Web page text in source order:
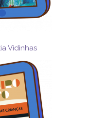
Vidinhas